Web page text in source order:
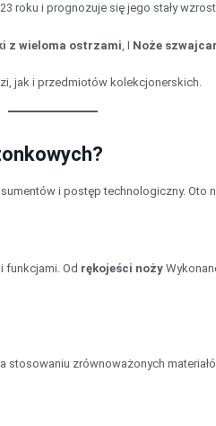
roku i prognozuje się jego stały
z wieloma ostrzami, I Noże
jak i przedmiotów kolekcjonerskich.
i postęp technologiczny. Oto
funkcjami. Od rękojeści noży
zrównoważonych